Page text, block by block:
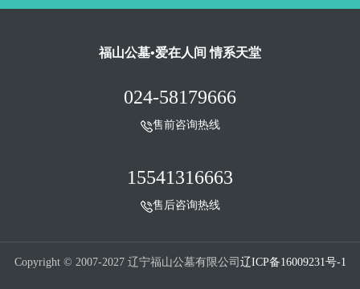
福山公墓•爱在人间 情系天堂
024-58179666
售前咨询热线
15541316663
售后咨询热线
Copyright © 2007-2027 辽宁福山公墓有限公司 辽ICP备16009231号-1